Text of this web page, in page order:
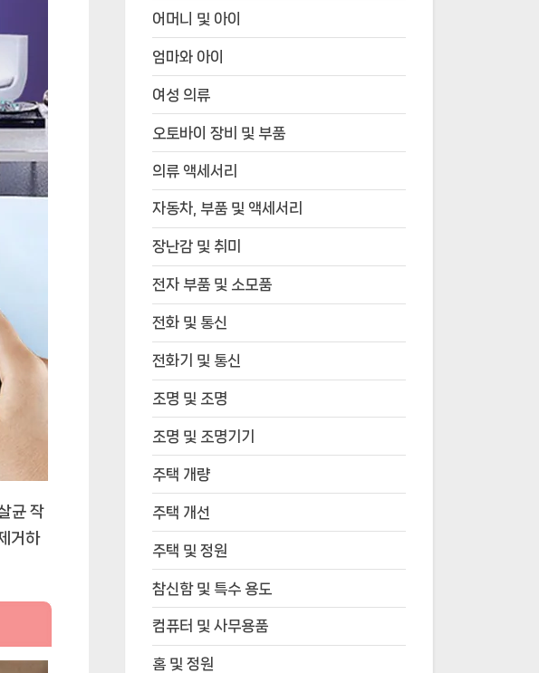
균 작
거하
어머니 및 아이
엄마와 아이
여성 의류
오토바이 장비 및 부품
의류 액세서리
자동차, 부품 및 액세서리
장난감 및 취미
전자 부품 및 소모품
전화 및 통신
전화기 및 통신
조명 및 조명
조명 및 조명기기
주택 개량
주택 개선
주택 및 정원
참신함 및 특수 용도
컴퓨터 및 사무용품
홈 및 정원